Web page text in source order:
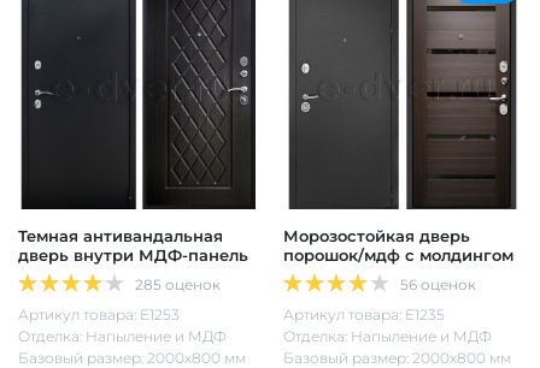
Темная антивандальная
дверь внутри МДФ-панель
285 оценок
Артикул товара: Е1253
Отделка: Напыление и МДФ
Базовый размер: 2000х800 мм
Морозостойкая дверь
порошок/мдф с молдингом
56 оценок
Артикул товара: Е1235
Отделка: Напыление и МДФ
Базовый размер: 2000х800 мм